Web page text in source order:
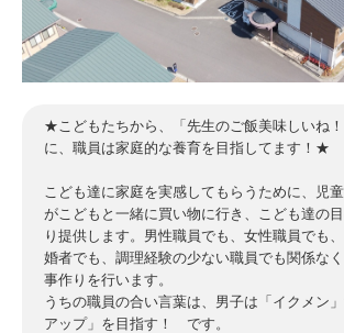
★こどもたちから、「先生のご飯美味しいね
に、職員は家庭的な養育を目指してます！★
こども達に家庭を実感してもらうために、児
がこどもと一緒に買い物に行き、こども達の
り提供します。男性職員でも、女性職員でも
婚者でも、調理経験の少ない職員でも関係な
事作りを行います。
うちの職員の合い言葉は、男子は「イクメン
アップ」を目指す！ です。